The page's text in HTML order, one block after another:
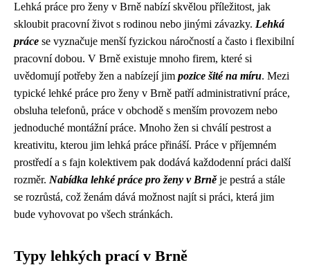
Lehká práce pro ženy v Brně nabízí skvělou příležitost, jak
skloubit pracovní život s rodinou nebo jinými závazky. Lehká
práce se vyznačuje menší fyzickou náročností a často i flexibilní
pracovní dobou. V Brně existuje mnoho firem, které si
uvědomují potřeby žen a nabízejí jim pozice šité na míru. Mezi
typické lehké práce pro ženy v Brně patří administrativní práce,
obsluha telefonů, práce v obchodě s menším provozem nebo
jednoduché montážní práce. Mnoho žen si chválí pestrost a
kreativitu, kterou jim lehká práce přináší. Práce v příjemném
prostředí a s fajn kolektivem pak dodává každodenní práci další
rozměr. Nabídka lehké práce pro ženy v Brněje pestrá a stále
se rozrůstá, což ženám dává možnost najít si práci, která jim
bude vyhovovat po všech stránkách.
Typy lehkých prací v Brně